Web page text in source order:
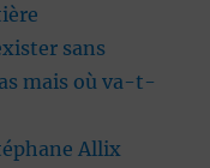
sans
mais où va-t-
Allix